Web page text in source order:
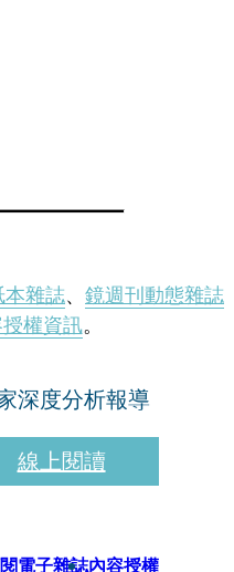
雜誌、 鏡週刊動態雜誌
權資訊。
深度分析報導
線上閱讀
電子雜誌內容授權